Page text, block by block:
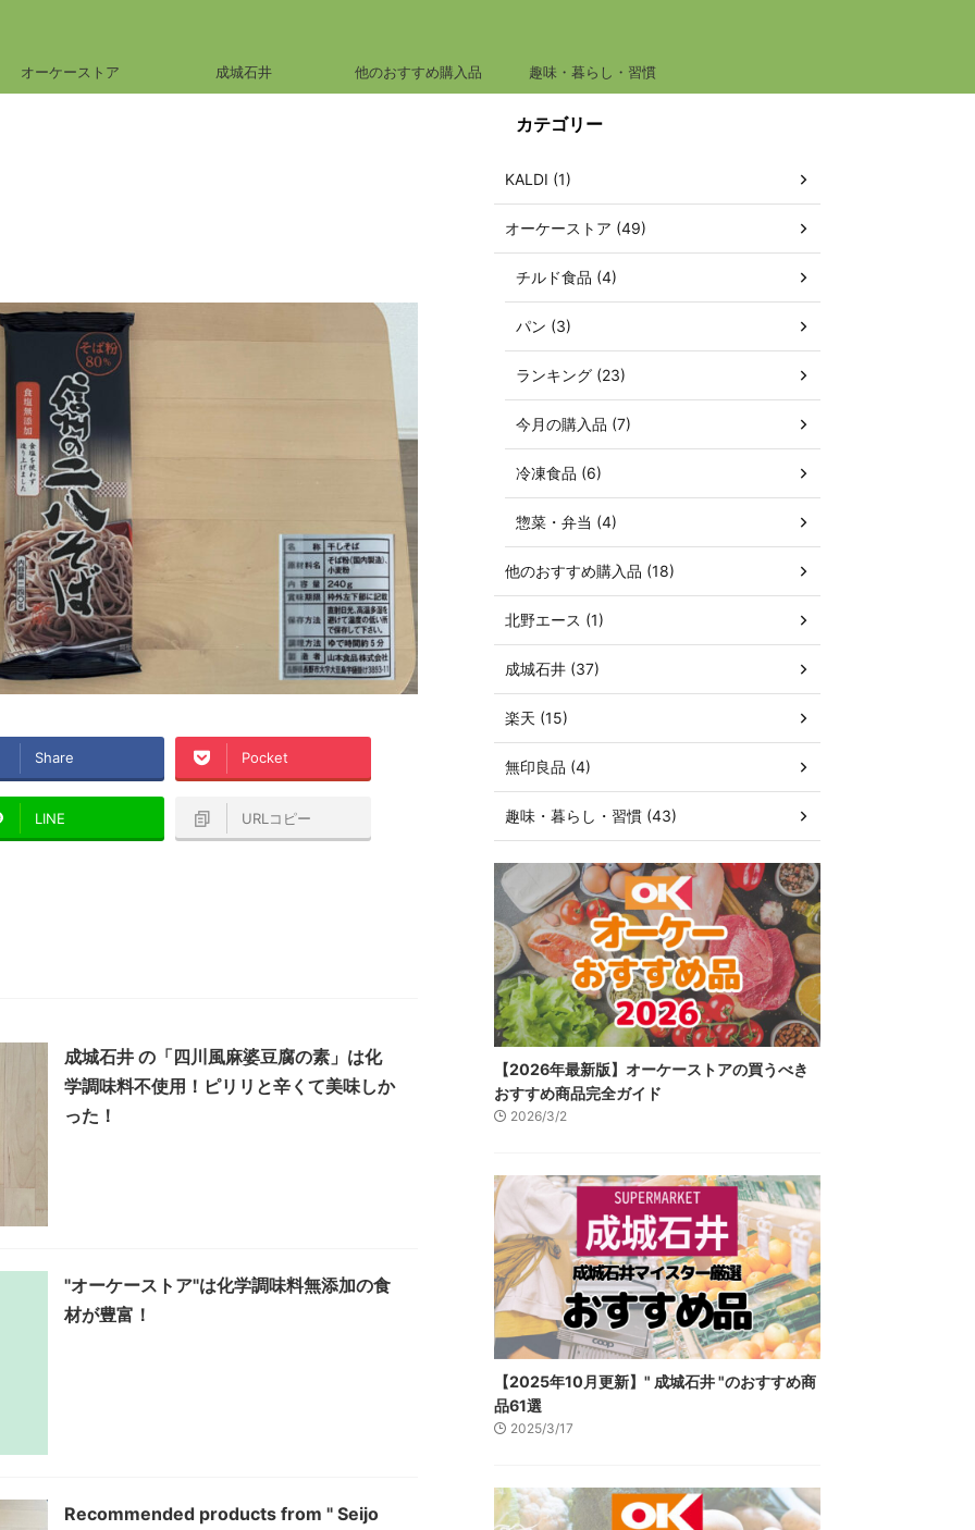
オーケーストア 成城石井 他のおすすめ購入品 趣味・暮らし・習慣
Share Pocket
LINE URLコピー
成城石井 の「四川風麻婆豆腐の素」は化
学調味料不使用！ピリリと辛くて美味しか
った！
"オーケーストア"は化学調味料無添加の食
材が豊富！
Recommended products from " Seijo
カテゴリー
KALDI (1)
オーケーストア (49)
チルド食品 (4)
パン (3)
ランキング (23)
今月の購入品 (7)
冷凍食品 (6)
惣菜・弁当 (4)
他のおすすめ購入品 (18)
北野エース (1)
成城石井 (37)
楽天 (15)
無印良品 (4)
趣味・暮らし・習慣 (43)
【2026年最新版】オーケーストアの買うべき
おすすめ商品完全ガイド
2026/3/2
【2025年10月更新】" 成城石井 "のおすすめ商
品61選
2025/3/17